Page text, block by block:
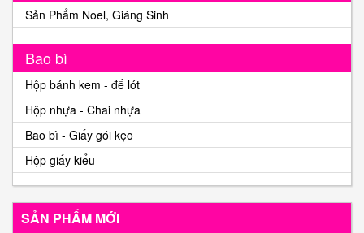
Sản Phẩm Noel, Giáng Sinh
Bao bì
Hộp bánh kem - đế lót
Hộp nhựa - Chai nhựa
Bao bì - Giấy gói kẹo
Hộp giấy kiểu
SẢN PHẨM MỚI